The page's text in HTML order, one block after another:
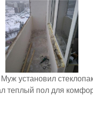
установил
теплый пол для